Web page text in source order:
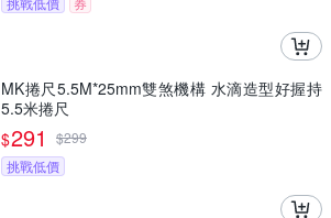
MK捲尺5.5M*25mm雙煞機構 水滴造型好握持
5.5米捲尺
$291 $299
挑戰低價